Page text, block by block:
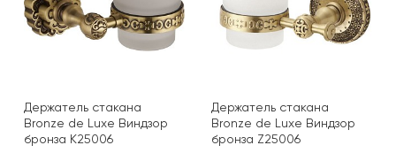
Держатель стакана
Bronze de Luxe Виндзор
бронза K25006
Держатель стакана
Bronze de Luxe Виндзор
бронза Z25006